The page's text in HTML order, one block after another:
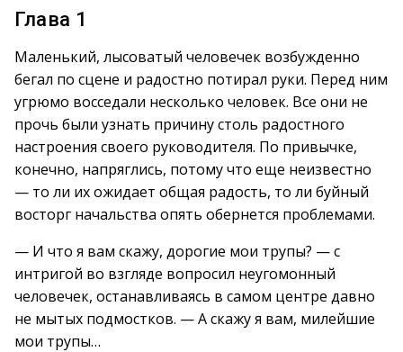
Глава 1
Маленький, лысоватый человечек возбужденно
бегал по сцене и радостно потирал руки. Перед ним
угрюмо восседали несколько человек. Все они не
прочь были узнать причину столь радостного
настроения своего руководителя. По привычке,
конечно, напряглись, потому что еще неизвестно
— то ли их ожидает общая радость, то ли буйный
восторг начальства опять обернется проблемами.
— И что я вам скажу, дорогие мои трупы? — с
интригой во взгляде вопросил неугомонный
человечек, останавливаясь в самом центре давно
не мытых подмостков. — А скажу я вам, милейшие
мои трупы…